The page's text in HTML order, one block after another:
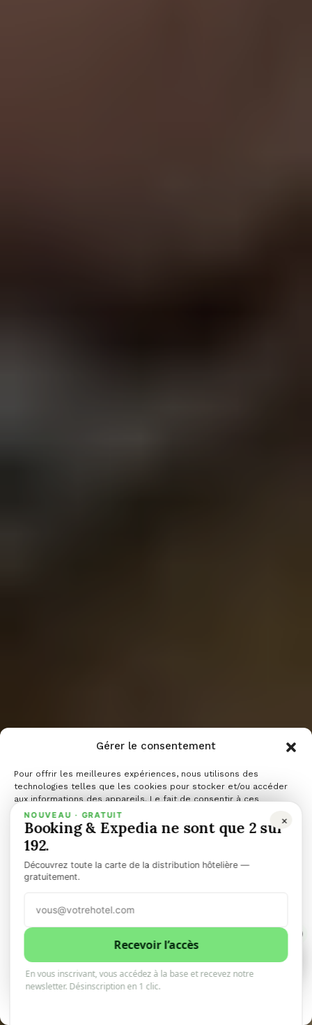
Gérer le consentement
Pour offrir les meilleures expériences, nous utilisons des
technologies telles que les cookies pour stocker et/ou accéder
aux informations des appareils. Le fait de consentir à ces
technologies nous permettra de traiter des données telles que le
comportement de navigation ou les ID uniques sur ce site. Le fait
de ne pas consentir ou de retirer son consentement peut avoir un
effet négatif sur certaines caractéristiques et fonctions.
Gérer les services
Accepter
Refuser
Voir les préférences
Briques et
mortier
×
NOUVEAU · GRATUIT
Booking & Expedia ne sont que 2 sur
192.
Découvrez toute la carte de la distribution hôtelière —
gratuitement.
Recevoir l’accès
En vous inscrivant, vous accédez à la base et recevez notre
newsletter. Désinscription en 1 clic.